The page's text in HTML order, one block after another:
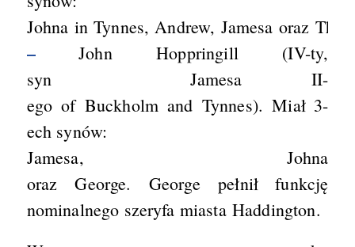
Johna in Tynnes, Andrew, Jamesa oraz
–John Hoppringill (IV-ty,
syn Jamesa II-
ego of Buckholm and Tynnes). Miał 3-
ech synów:
Jamesa, Johna
oraz George. George pełnił funkcję
nominalnego szeryfa miasta Haddington.